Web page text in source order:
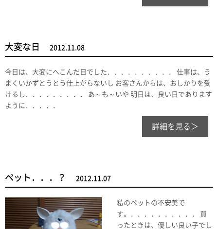
大変な日 2012.11.08
今日は、大変にへこんだ日でした．．．．．．．．．． 仕事は、う
まくいかずとうとう仕上がらないし お客さんからは、おしかりを受
けるし．．．．．．．．． あ～も～いや 明日は、良い日であります
ように．．．．．
詳細を見る＞
ペット．．．？ 2012.11.07
私のペットの不安美で
す。．．．．．．．．．． 買
ったときは、優しい良い子でし